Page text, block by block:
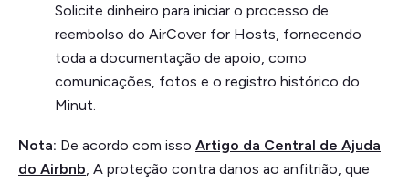
Solicite dinheiro para iniciar o processo de
reembolso do AirCover for Hosts, fornecendo
toda a documentação de apoio, como
comunicações, fotos e o registro histórico do
Minut.
Nota: De acordo com isso Artigo da Central de Ajuda
do Airbnb , A proteção contra danos ao anfitrião, que